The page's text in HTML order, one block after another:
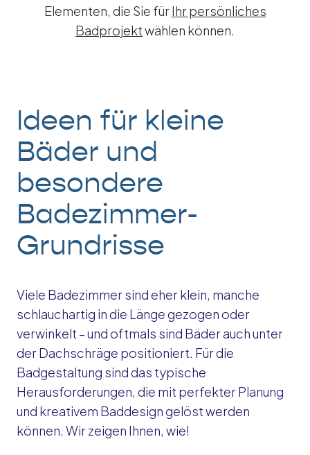
Elementen, die Sie fürIhr persönliches
Badprojektwählen können.
Ideen für kleine
Bäder und
besondere
Badezimmer-
Grundrisse
Viele Badezimmer sind eher klein, manche
schlauchartig in die Länge gezogen oder
verwinkelt – und oftmals sind Bäder auch unter
der Dachschräge positioniert. Für die
Badgestaltung sind das typische
Herausforderungen, die mit perfekter Planung
und kreativem Baddesign gelöst werden
können. Wir zeigen Ihnen, wie!